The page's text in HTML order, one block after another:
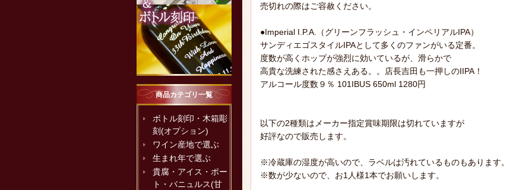
商品カテゴリ一覧
ボトル刻印・木箱彫
刻(オプション)
ワイン産地で選ぶ
生まれ年で選ぶ
貴腐・アイス・ポー
ト・バニュルス(甘
売切れの際はご容赦ください。
●Imperial I.P.A.（グリーンフラッシュ・インペリアルIPA）
サンディエゴスタイルIPAとして多くのファンがいる定番。
度数が高くホップが強烈に効いているが、滑らかで
高貴な洗練された感さえある。。店長吉田も一押しのIIPA！
アルコール度数９％ 101IBUS 650ml 1280円
以下の2種類はメーカー指定賞味期限は切れていますが
好評なので販売します。
※冷蔵庫の湿度が高いので、ラベルは汚れているものもあります。
※数が少ないので、お1人様1本でお願いします。